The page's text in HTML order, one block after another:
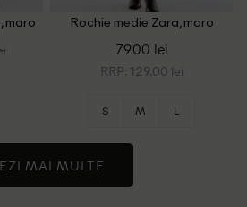
maro Rochie medie Zara, maro
79.00 lei
RRP: 129.00 lei
S M L
MAI MULTE